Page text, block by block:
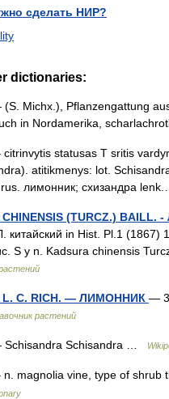
сделать НИР?
dictionaries:
Michx.), Pflanzengattung
in Nordamerika,
statusas T sritis
atitikmenys: lot.
rus. лимонник; схизандра
CHINENSIS (TURCZ.)
китайский in Hist. Pl.1
S y n. Kadsura chinensis
L. С. RICH. — ЛИМОННИК —
растений
Schisandra …
magnolia vine, type of shrub